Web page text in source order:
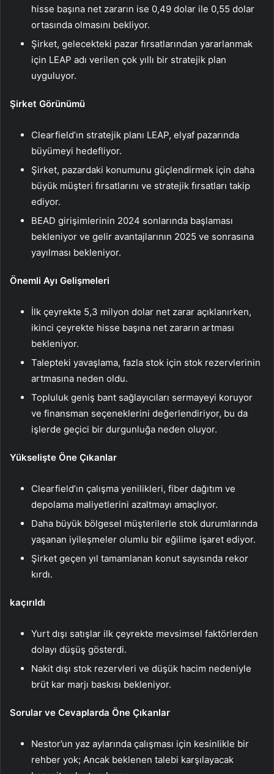
hisse başına net zararın ise 0,49 dolar ile 0,55 dolar
ortasında olmasını bekliyor.
Şirket, gelecekteki pazar fırsatlarından yararlanmak
için LEAP adı verilen çok yıllı bir stratejik plan
uyguluyor.
Şirket Görünümü
Clearfield’ın stratejik planı LEAP, elyaf pazarında
büyümeyi hedefliyor.
Şirket, pazardaki konumunu güçlendirmek için daha
büyük müşteri fırsatlarını ve stratejik fırsatları takip
ediyor.
BEAD girişimlerinin 2024 sonlarında başlaması
bekleniyor ve gelir avantajlarının 2025 ve sonrasına
yayılması bekleniyor.
Önemli Ayı Gelişmeleri
İlk çeyrekte 5,3 milyon dolar net zarar açıklanırken,
ikinci çeyrekte hisse başına net zararın artması
bekleniyor.
Talepteki yavaşlama, fazla stok için stok rezervlerinin
artmasına neden oldu.
Topluluk geniş bant sağlayıcıları sermayeyi koruyor
ve finansman seçeneklerini değerlendiriyor, bu da
işlerde geçici bir durgunluğa neden oluyor.
Yükselişte Öne Çıkanlar
Clearfield’ın çalışma yenilikleri, fiber dağıtım ve
depolama maliyetlerini azaltmayı amaçlıyor.
Daha büyük bölgesel müşterilerle stok durumlarında
yaşanan iyileşmeler olumlu bir eğilime işaret ediyor.
Şirket geçen yıl tamamlanan konut sayısında rekor
kırdı.
kaçırıldı
Yurt dışı satışlar ilk çeyrekte mevsimsel faktörlerden
dolayı düşüş gösterdi.
Nakit dışı stok rezervleri ve düşük hacim nedeniyle
brüt kar marjı baskısı bekleniyor.
Sorular ve Cevaplarda Öne Çıkanlar
Nestor’un yaz aylarında çalışması için kesinlikle bir
rehber yok; Ancak beklenen talebi karşılayacak